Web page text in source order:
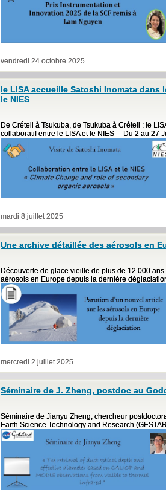
vendredi 24 octobre 2025
le LISA accueille Satoshi Inomata dans
le NIES
De Créteil à Tsukuba, de Tsukuba à Créteil : le
collaboratif entre le LISA et le NIES Du 2 au 27
mardi 8 juillet 2025
Une archive détaillée des aérosols en
Découverte de glace vieille de plus de 12 000
aérosols en Europe depuis la dernière
mercredi 2 juillet 2025
Séminaire de J. Zheng, postdoc au
Séminaire de Jianyu Zheng, chercheur
Earth Science Technology and Research